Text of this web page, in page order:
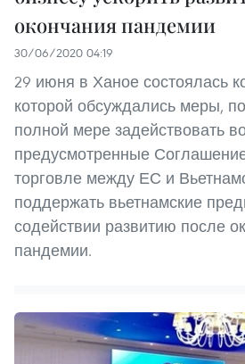
окончания пандемии
30/06/2020 04:19
29 июня в Ханое состоялась
которой обсуждались меры,
полной мере задействовать
предусмотренные
торговле между ЕС и
поддержать вьетнамские
содействии развитию после
пандемии.